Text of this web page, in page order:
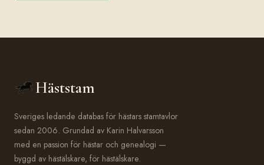
Häststam
Sveriges ledande databas för hästars stamtavlor
sedan 2006. Grundad av Karin Halvarsson
med en passion för hästar och genealogi —
byggd av hästälskare, för hästälskare.